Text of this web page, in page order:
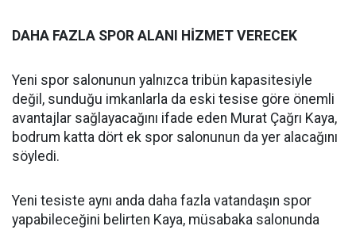
DAHA FAZLA SPOR ALANI HİZMET VERECEK
Yeni spor salonunun yalnızca tribün kapasitesiyle
değil, sunduğu imkanlarla da eski tesise göre önemli
avantajlar sağlayacağını ifade eden Murat Çağrı Kaya,
bodrum katta dört ek spor salonunun da yer alacağını
söyledi.
Yeni tesiste aynı anda daha fazla vatandaşın spor
yapabileceğini belirten Kaya, müsabaka salonunda